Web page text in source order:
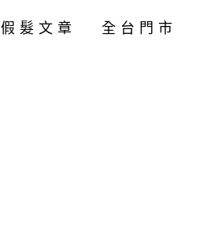
假髮文章 全台門市